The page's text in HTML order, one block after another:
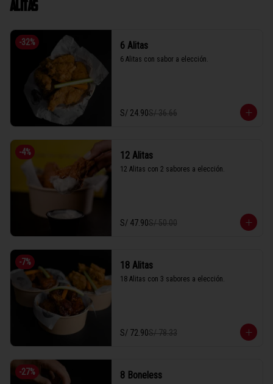
ALITAS
-32% 6 Alitas
6 Alitas con sabor a elección.
S/ 24.90S/ 36.66
-4% 12 Alitas
12 Alitas con 2 sabores a elección.
S/ 47.90S/ 50.00
-7% 18 Alitas
18 Alitas con 3 sabores a elección.
S/ 72.90S/ 78.33
-27% 8 Boneless